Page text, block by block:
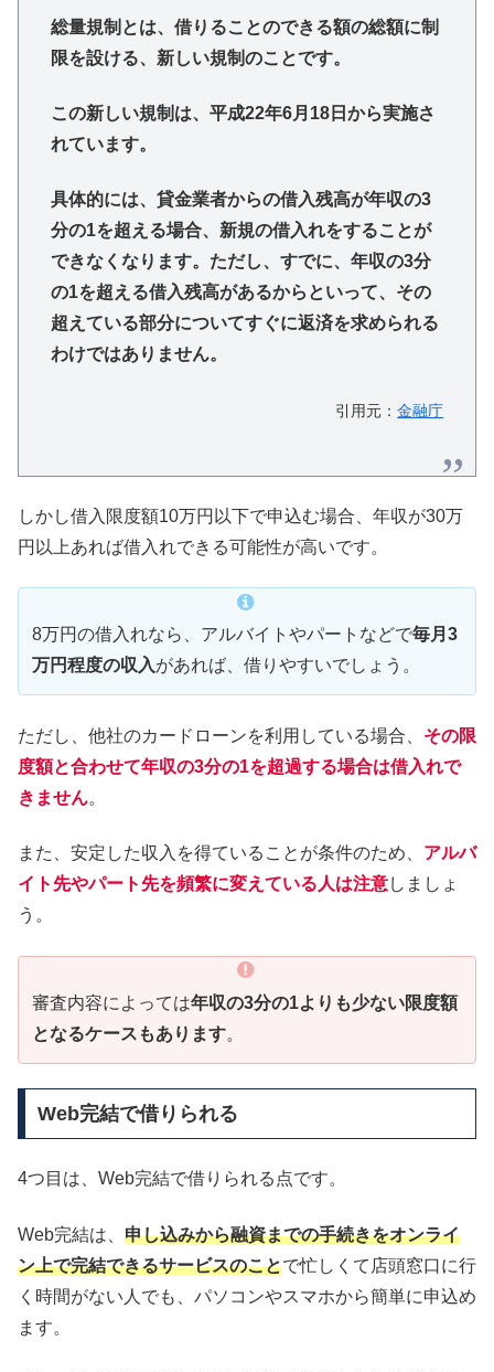
総量規制とは、借りることのできる額の総額に制
限を設ける、新しい規制のことです。
この新しい規制は、平成22年6月18日から実施さ
れています。
具体的には、貸金業者からの借入残高が年収の3
分の1を超える場合、新規の借入れをすることが
できなくなります。ただし、すでに、年収の3分
の1を超える借入残高があるからといって、その
超えている部分についてすぐに返済を求められる
わけではありません。
引用元：金融庁
しかし借入限度額10万円以下で申込む場合、年収が30万
円以上あれば借入れできる可能性が高いです。
8万円の借入れなら、アルバイトやパートなどで毎月3
万円程度の収入があれば、借りやすいでしょう。
ただし、他社のカードローンを利用している場合、 その限
度額と合わせて年収の3分の1を超過する場合は借入れで
きません。
また、安定した収入を得ていることが条件のため、 アルバ
イト先やパート先を頻繁に変えている人は注意しましょ
う。
審査内容によっては年収の3分の1よりも少ない限度額
となるケースもあります。
Web完結で借りられる
4つ目は、Web完結で借りられる点です。
Web完結は、 申し込みから融資までの手続きをオンライ
ン上で完結できるサービスのことで忙しくて店頭窓口に行
く時間がない人でも、パソコンやスマホから簡単に申込め
ます。